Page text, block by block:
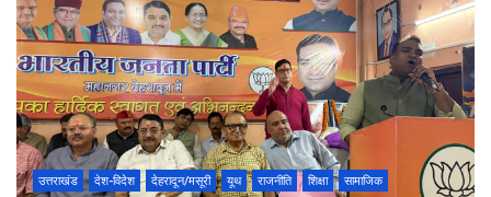
उत्तराखंड देश-विदेश देहरादून/मसूरी यूथ राजनीति शिक्षा सामाजिक